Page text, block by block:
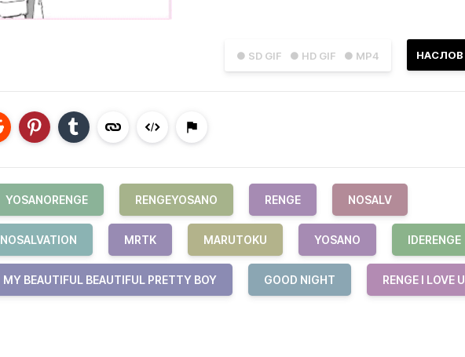
● SD GIF ● HD GIF ● MP4 НАСЛОВ
YOSANORENGE RENGEYOSANO RENGE NOSALV
NOSALVATION MRTK MARUTOKU YOSANO IDERENGE
MY BEAUTIFUL BEAUTIFUL PRETTY BOY GOOD NIGHT RENGE I LOVE U